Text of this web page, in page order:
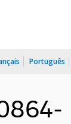
Português